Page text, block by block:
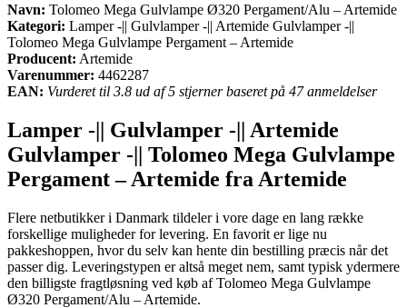
Navn: Tolomeo Mega Gulvlampe Ø320 Pergament/Alu – Artemide
Kategori: Lamper -|| Gulvlamper -|| Artemide Gulvlamper -||
Tolomeo Mega Gulvlampe Pergament – Artemide
Producent: Artemide
Varenummer: 4462287
EAN: Vurderet til 3.8 ud af 5 stjerner baseret på 47 anmeldelser
Lamper -|| Gulvlamper -|| Artemide
Gulvlamper -|| Tolomeo Mega Gulvlampe
Pergament – Artemide fra Artemide
Flere netbutikker i Danmark tildeler i vore dage en lang række
forskellige muligheder for levering. En favorit er lige nu
pakkeshoppen, hvor du selv kan hente din bestilling præcis når det
passer dig. Leveringstypen er altså meget nem, samt typisk ydermere
den billigste fragtløsning ved køb af Tolomeo Mega Gulvlampe
Ø320 Pergament/Alu – Artemide.